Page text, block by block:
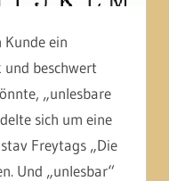
ein
und beschwert
„unlesbare
sich um eine
Freytags „Die
Und „unlesbar“